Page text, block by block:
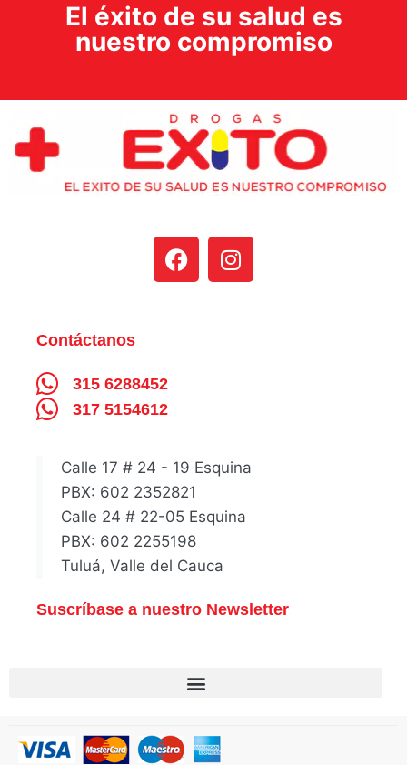
El éxito de su salud es
nuestro compromiso
Contáctanos
315 6288452
317 5154612
Calle 17 # 24 - 19 Esquina
PBX: 602 2352821
Calle 24 # 22-05 Esquina
PBX: 602 2255198
Tuluá, Valle del Cauca
Suscríbase a nuestro Newsletter